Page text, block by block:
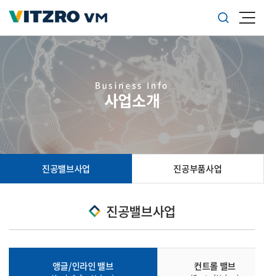
Business Info
사업소개
진공밸브사업 진공부품사업
진공밸브사업
앵글/인라인 밸브 컨트롤 밸브